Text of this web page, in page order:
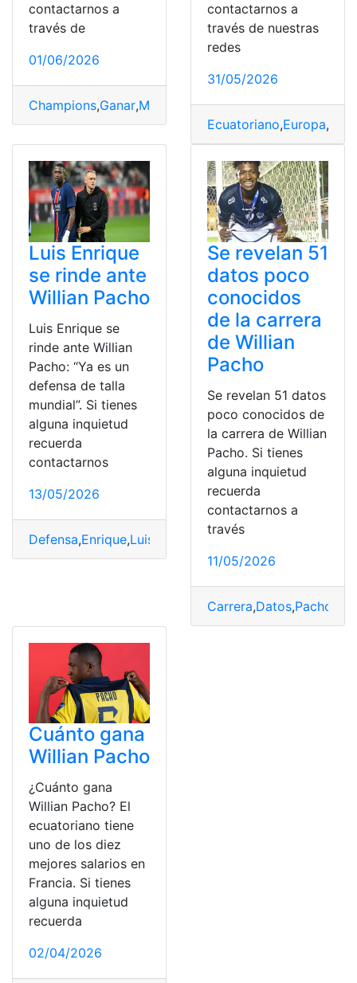
contactarnos a
través de
01/06/2026
Champions,Ganar,Mercado,Pacho,Valor,Willian
contactarnos a
través de nuestras
redes
31/05/2026
Ecuatoriano,Europa,
Luis Enrique
se rinde ante
Willian Pacho
Luis Enrique se
rinde ante Willian
Pacho: “Ya es un
defensa de talla
mundial”. Si tienes
alguna inquietud
recuerda
contactarnos
13/05/2026
Defensa,Enrique,Luis Pacho
Se revelan 51
datos poco
conocidos
de la carrera
de Willian
Pacho
Se revelan 51 datos
poco conocidos de
la carrera de Willian
Pacho. Si tienes
alguna inquietud
recuerda
contactarnos a
través
11/05/2026
Carrera,Datos,Pacho
Cuánto gana
Willian Pacho
¿Cuánto gana
Willian Pacho? El
ecuatoriano tiene
uno de los diez
mejores salarios en
Francia. Si tienes
alguna inquietud
recuerda
02/04/2026